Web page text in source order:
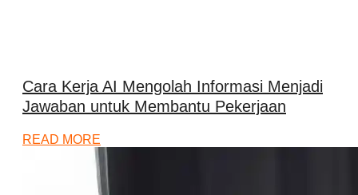
Cara Kerja AI Mengolah Informasi Menjadi
Jawaban untuk Membantu Pekerjaan
READ MORE